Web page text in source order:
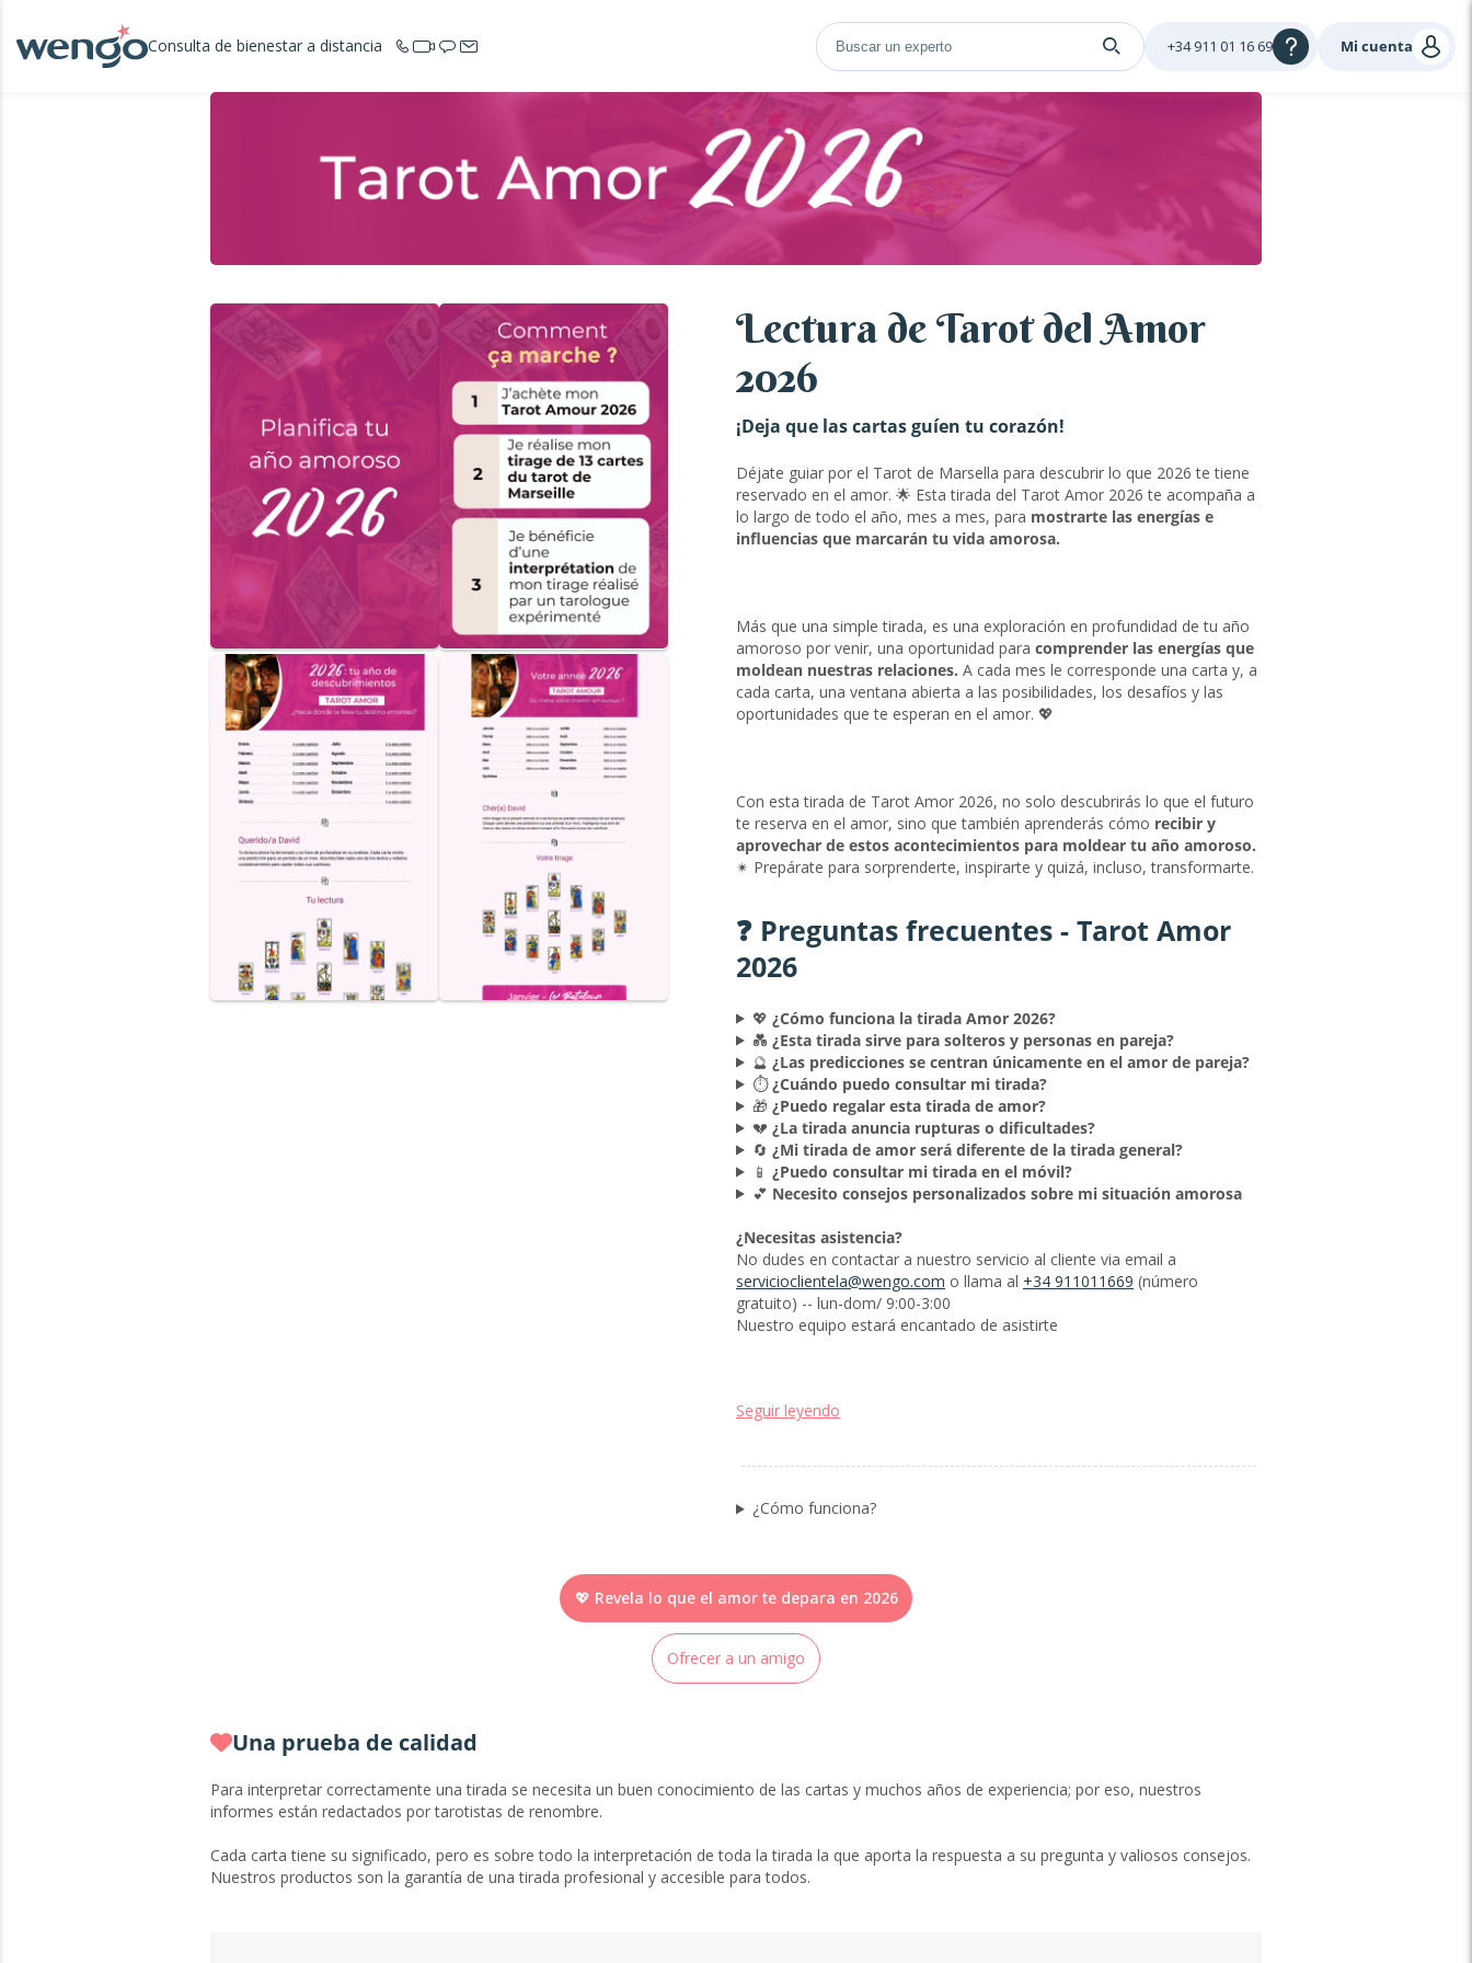
Consulta de bienestar a distancia Mi cuenta
+34 911 01 16 69
Lectura de Tarot del Amor
2026
¡Deja que las cartas guíen tu corazón!
Déjate guiar por el Tarot de Marsella para descubrir lo que 2026 te tiene
reservado en el amor. 🌟 Esta tirada del Tarot Amor 2026 te acompaña a
lo largo de todo el año, mes a mes, para mostrarte las energías e
influencias que marcarán tu vida amorosa.
Más que una simple tirada, es una exploración en profundidad de tu año
amoroso por venir, una oportunidad para comprender las energías que
moldean nuestras relaciones. A cada mes le corresponde una carta y, a
cada carta, una ventana abierta a las posibilidades, los desafíos y las
oportunidades que te esperan en el amor. 💖
Con esta tirada de Tarot Amor 2026, no solo descubrirás lo que el futuro
te reserva en el amor, sino que también aprenderás cómo recibir y
aprovechar de estos acontecimientos para moldear tu año amoroso.
✴ Prepárate para sorprenderte, inspirarte y quizá, incluso, transformarte.
❓ Preguntas frecuentes - Tarot Amor
2026
💖 ¿Cómo funciona la tirada Amor 2026?
💑 ¿Esta tirada sirve para solteros y personas en pareja?
🔮 ¿Las predicciones se centran únicamente en el amor de pareja?
⏱️¿Cuándo puedo consultar mi tirada?
🎁 ¿Puedo regalar esta tirada de amor?
💔 ¿La tirada anuncia rupturas o dificultades?
🔄 ¿Mi tirada de amor será diferente de la tirada general?
📱 ¿Puedo consultar mi tirada en el móvil?
💕 Necesito consejos personalizados sobre mi situación amorosa
¿Necesitas asistencia?
No dudes en contactar a nuestro servicio al cliente via email a
servicioclientela@wengo.com o llama al +34 911011669
gratuito) -- lun-dom/ 9:00-3:00
Nuestro equipo estará encantado de asistirte
Seguir leyendo
¿Cómo funciona?
💖 Revela lo que el amor te depara en 2026
Ofrecer a un amigo
Una prueba de calidad
Para interpretar correctamente una tirada se necesita un buen conocimiento de las cartas y muchos años de experiencia; por eso, nuestros
informes están redactados por tarotistas de renombre.
Cada carta tiene su significado, pero es sobre todo la interpretación de toda la tirada la que aporta la respuesta a su pregunta y valiosos consejos.
Nuestros productos son la garantía de una tirada profesional y accesible para todos.